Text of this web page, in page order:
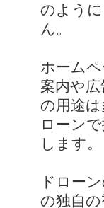
のよう
ん。
ホーム
案内や
の用途
ローン
します。
ドロー
の独自